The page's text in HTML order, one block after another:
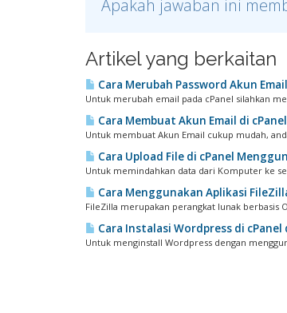
Apakah jawaban ini
Artikel yang berkaitan
Cara Merubah Password Akun
Untuk merubah email pada cPanel silahkan
Cara Membuat Akun Email di cPanel
Untuk membuat Akun Email cukup mudah,
Cara Upload File di cPanel
Untuk memindahkan data dari Komputer ke
Cara Menggunakan Aplikasi
FileZilla merupakan perangkat lunak berbasis
Cara Instalasi Wordpress di
Untuk menginstall Wordpress dengan